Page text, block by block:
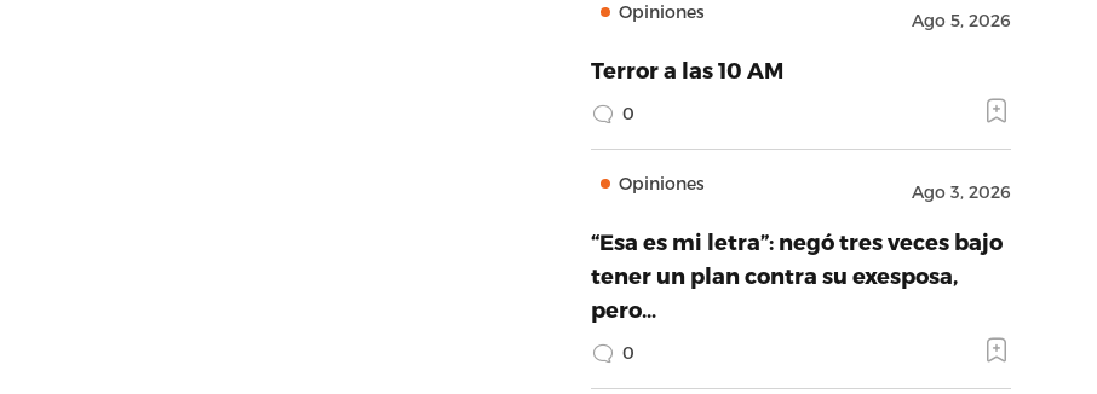
Opiniones Ago 5, 2026
Terror a las 10 AM
0
Opiniones Ago 3, 2026
“Esa es mi letra”: negó tres veces bajo
tener un plan contra su exesposa,
pero…
0